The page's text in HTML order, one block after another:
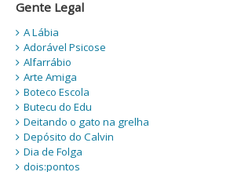
Gente Legal
A Lábia
Adorável Psicose
Alfarrábio
Arte Amiga
Boteco Escola
Butecu do Edu
Deitando o gato na grelha
Depósito do Calvin
Dia de Folga
dois:pontos